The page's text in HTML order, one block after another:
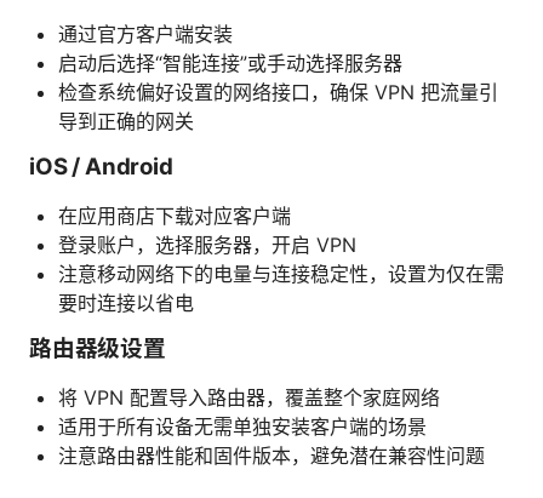
通过官方客户端安装
启动后选择“智能连接”或手动选择服务器
检查系统偏好设置的网络接口，确保 VPN 把流量引
导到正确的网关
iOS / Android
在应用商店下载对应客户端
登录账户，选择服务器，开启 VPN
注意移动网络下的电量与连接稳定性，设置为仅在需
要时连接以省电
路由器级设置
将 VPN 配置导入路由器，覆盖整个家庭网络
适用于所有设备无需单独安装客户端的场景
注意路由器性能和固件版本，避免潜在兼容性问题